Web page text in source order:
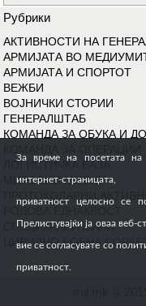
Рубрики
АКТИВНОСТИ НА
АРМИЈАТА ВО
АРМИЈАТА И СПОРТОТ
ВЕЖБИ
ВОЈНИЧКИ СТОРИИ
ГЕНЕРАЛШТАБ
КОМАНДА ЗА ОБУКА И
ЛОГИСТИЧКА БАЗА
МИРОВНИ МИСИИ
СПЕЦИЈАЛНИ СИЛИ
ЦИВИЛНО ВОЕНА
mil.mk ©
За време на посетата на
интернет-страницата,
приватност целосно се
Прелистувајќи ја оваа веб-
вие се согласувате со
приватност.